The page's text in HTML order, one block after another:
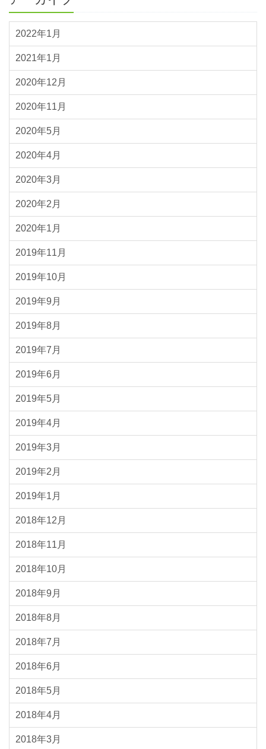
2022年1月
2021年1月
2020年12月
2020年11月
2020年5月
2020年4月
2020年3月
2020年2月
2020年1月
2019年11月
2019年10月
2019年9月
2019年8月
2019年7月
2019年6月
2019年5月
2019年4月
2019年3月
2019年2月
2019年1月
2018年12月
2018年11月
2018年10月
2018年9月
2018年8月
2018年7月
2018年6月
2018年5月
2018年4月
2018年3月